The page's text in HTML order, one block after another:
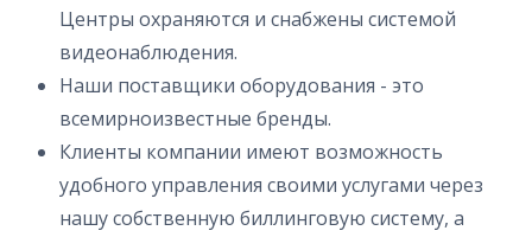
Центры охраняются и снабжены системой
видеонаблюдения.
Наши поставщики оборудования - это
всемирноизвестные бренды.
Клиенты компании имеют возможность
удобного управления своими услугами через
нашу собственную биллинговую систему, а